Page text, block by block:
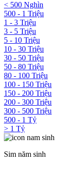
< 500 Nghìn
500 - 1 Triệu
1 - 3 Triệu
3 - 5 Triệu
5 - 10 Triệu
10 - 30 Triệu
30 - 50 Triệu
50 - 80 Triệu
80 - 100 Triệu
100 - 150 Triệu
150 - 200 Triệu
200 - 300 Triệu
300 - 500 Triệu
500 - 1 Tỷ
> 1 Tỷ
Sim năm sinh